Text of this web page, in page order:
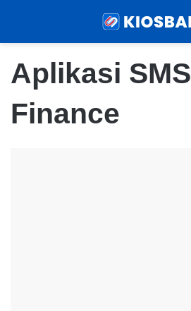
Aplikasi SMS
Finance